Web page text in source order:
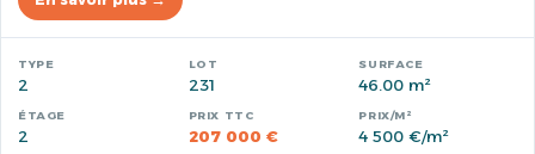
2 231 46.00 m²
2 207 000 € 4 500 €/m²